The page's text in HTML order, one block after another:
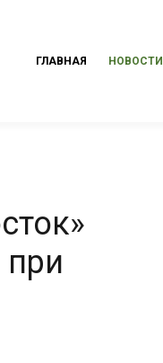
ГЛАВНАЯ НОВОСТИ
при